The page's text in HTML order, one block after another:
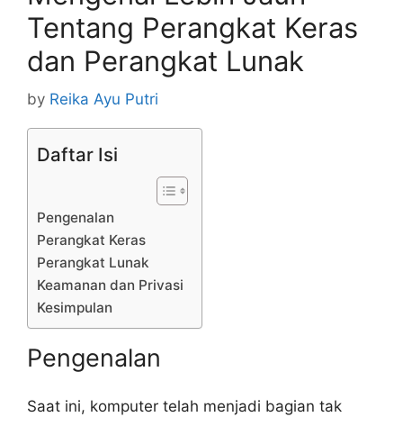
Tentang Perangkat Keras
dan Perangkat Lunak
by Reika Ayu Putri
Daftar Isi
Pengenalan
Perangkat Keras
Perangkat Lunak
Keamanan dan Privasi
Kesimpulan
Pengenalan
Saat ini, komputer telah menjadi bagian tak